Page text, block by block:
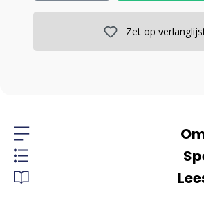
Zet op